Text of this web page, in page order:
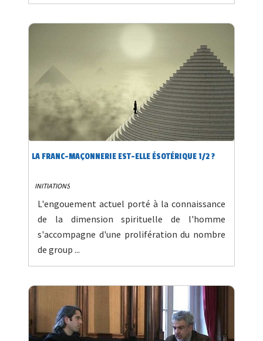
LA FRANC-MAÇONNERIE EST-ELLE ÉSOTÉRIQUE 1/2 ?
INITIATIONS
L'engouement actuel porté à la connaissance
de la dimension spirituelle de l'homme
s'accompagne d'une prolifération du nombre
de group ...